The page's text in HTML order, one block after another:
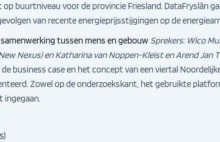
buurtniveau voor de provincie Friesland. DataFryslân
van recente energieprijsstijgingen op de
tussen mens en gebouwSprekers: Wico
Nexus) en Katharina van Noppen-Kleist en Arend Jan
business case en het concept van een viertal
Zowel op de onderzoekskant, het gebruikte
ingegaan.